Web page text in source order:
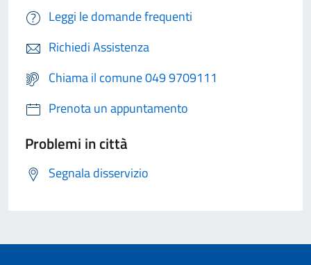
Leggi le domande frequenti
Richiedi Assistenza
Chiama il comune 049 9709111
Prenota un appuntamento
Problemi in città
Segnala disservizio